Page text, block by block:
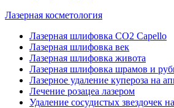
Лазерная косметология
Лазерная шлифовка CO2 Capello
Лазерная шлифовка век
Лазерная шлифовка живота
Лазерная шлифовка шрамов и
Лазерное удаление купероза на
Лечение розацеа лазером
Удаление сосудистых звездочек